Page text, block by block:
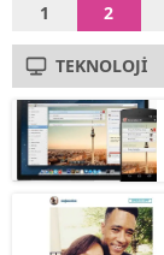
1 2
TEKNOLOJİ